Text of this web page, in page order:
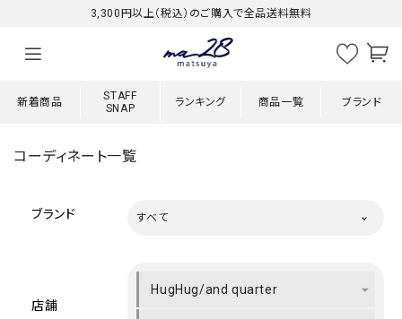
3,300円以上（税込）のご購入で全品送料無料
新着商品
STAFF
SNAP
ランキング 商品一覧 ブランド
コーディネート一覧
ブランド すべて
店舗
HugHug/and quarter